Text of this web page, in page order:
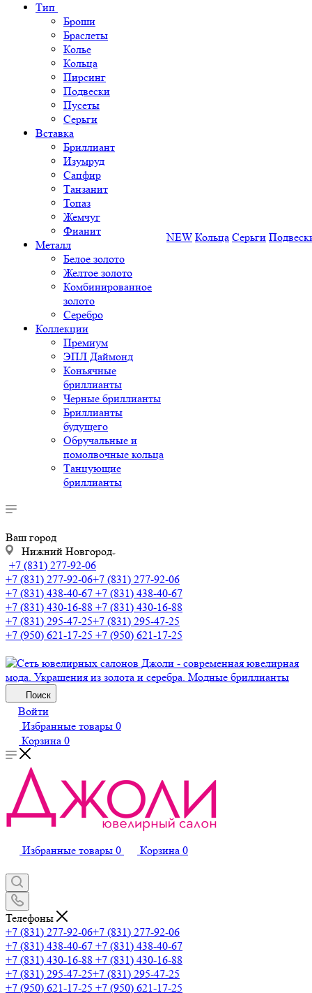
Тип
Броши
Браслеты
Колье
Кольца
Пирсинг
Подвески
Пусеты
Серьги
Вставка
Бриллиант
Изумруд
Сапфир
Танзанит
Топаз
Жемчуг
Фианит
Металл
Белое золото
Желтое золото
Комбинированное
золото
Серебро
Коллекции
Премиум
ЭПЛ Даймонд
Коньячные
бриллианты
Черные бриллианты
Бриллианты
будущего
Обручальные и
помолвочные кольца
Танцующие
бриллианты
NEW Кольца Серьги
Ваш город
Нижний Новгород
+7 (831) 277-92-06
+7 (831) 277-92-06+7 (831) 277-92-06
+7 (831) 438-40-67 +7 (831) 438-40-67
+7 (831) 430-16-88 +7 (831) 430-16-88
+7 (831) 295-47-25+7 (831) 295-47-25
+7 (950) 621-17-25 +7 (950) 621-17-25
Поиск
Войти
Избранные товары 0
Корзина 0
Избранные товары 0 Корзина 0
Телефоны
+7 (831) 277-92-06+7 (831) 277-92-06
+7 (831) 438-40-67 +7 (831) 438-40-67
+7 (831) 430-16-88 +7 (831) 430-16-88
+7 (831) 295-47-25+7 (831) 295-47-25
+7 (950) 621-17-25 +7 (950) 621-17-25